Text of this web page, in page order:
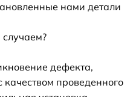
нами детали
дефекта,
проведенного